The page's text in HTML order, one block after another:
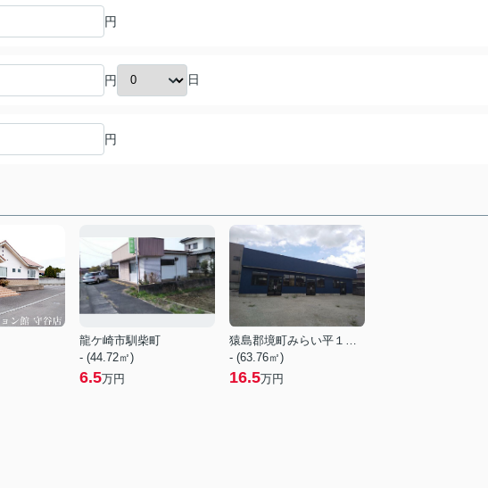
円
円 日
円
龍ケ崎市馴柴町
- (44.72㎡)
6.5万円
- (63.76㎡)
16.5万円